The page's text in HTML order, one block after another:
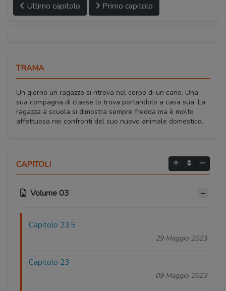
Ultimo capitolo
Primo capitolo
TRAMA
Un giorno un ragazzo si ritrova nel corpo di un cane. Una
sua compagna di classe lo trova portandolo a casa sua. La
ragazza a scuola si dimostra sempre fredda ma è molto
affettuosa nei confronti del suo nuovo animale domestico.
CAPITOLI
Volume 03
Capitolo 23.5
29 Maggio 2023
Capitolo 23
09 Maggio 2023